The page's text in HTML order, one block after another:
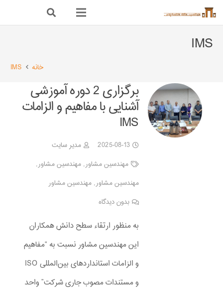
IMS
خانه IMS
برگزاری 2 دوره آموزشی
آشنایی با مفاهیم و الزامات
IMS
2025-08-13
مدیر سایت
مهندسین مشاور,مهندسین مشاور,
مهندسین مشاور,مهندسین مشاور
بدون دیدگاه
به منظور ارتقاء سطح دانش همکاران
این مهندسین مشاور نسبت به “مفاهیم
و الزامات استانداردهای بین‌المللی ISO
و مستندات مصوب جاری شرکت” واحد